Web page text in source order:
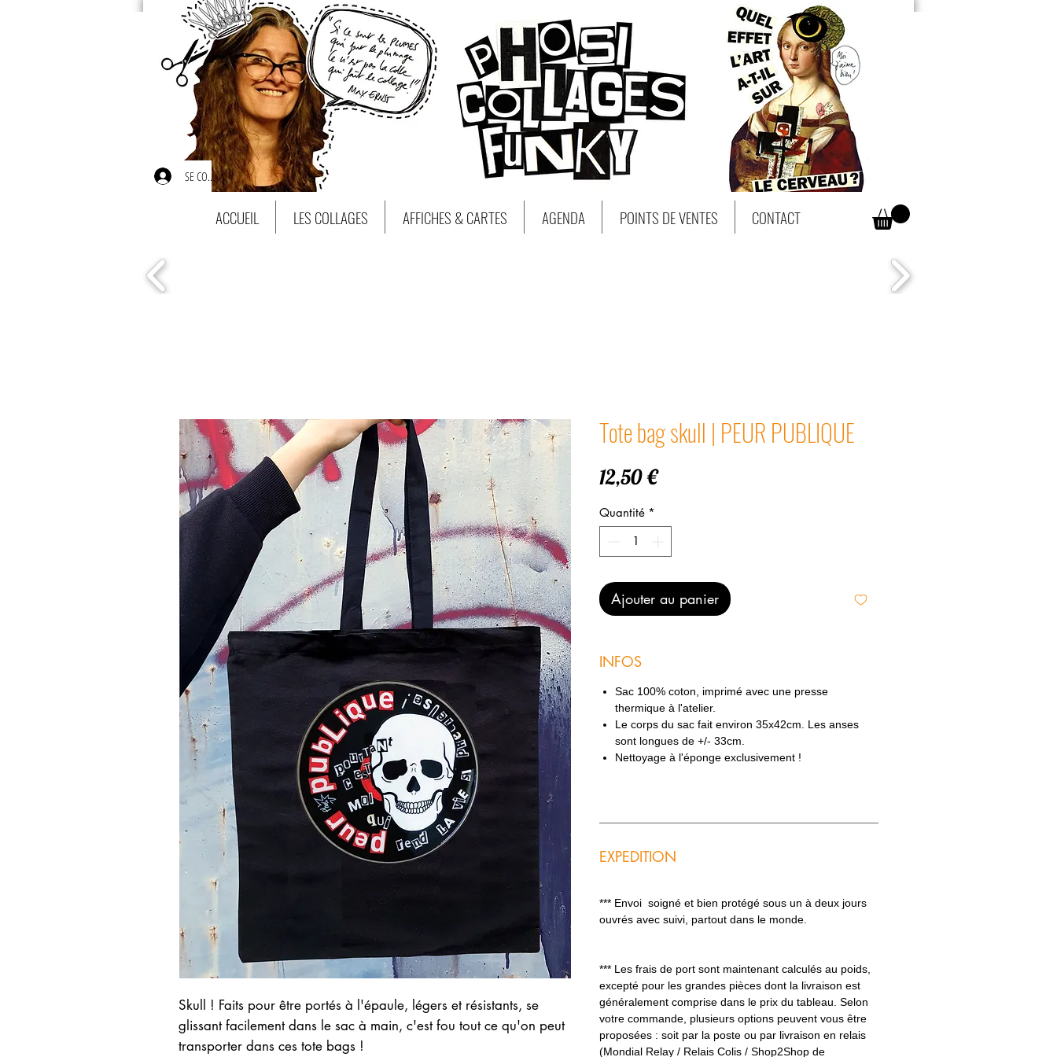
SE CONNECTER
ACCUEIL LES COLLAGES AFFICHES & CARTES AGENDA POINTS DE VENTES CONTACT
Skull ! Faits pour être portés à l'épaule, légers et résistants, se
glissant facilement dans le sac à main, c'est fou tout ce qu'on peut
transporter dans ces tote bags !
Tote bag skull | PEUR PUBLIQUE
12,50 €Prix
Quantité *
Ajouter au panier
INFOS
Sac 100% coton, imprimé avec une presse
thermique à l'atelier.
Le corps du sac fait environ 35x42cm. Les anses
sont longues de +/- 33cm.
Nettoyage à l'éponge exclusivement !
EXPEDITION
*** Envoi soigné et bien protégé sous un à deux jours
ouvrés avec suivi, partout dans le monde.
*** Les frais de port sont maintenant calculés au poids,
excepté pour les grandes pièces dont la livraison est
généralement comprise dans le prix du tableau. Selon
votre commande, plusieurs options peuvent vous être
proposées : soit par la poste ou par livraison en relais
(Mondial Relay / Relais Colis / Shop2Shop de